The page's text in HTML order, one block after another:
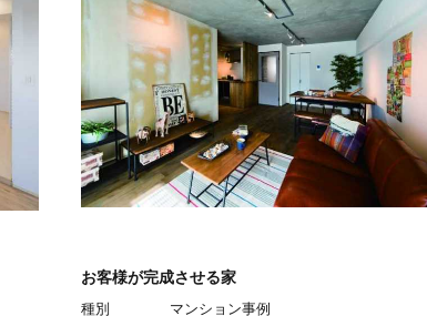
お客様が完成させる家
種別 マンション事例